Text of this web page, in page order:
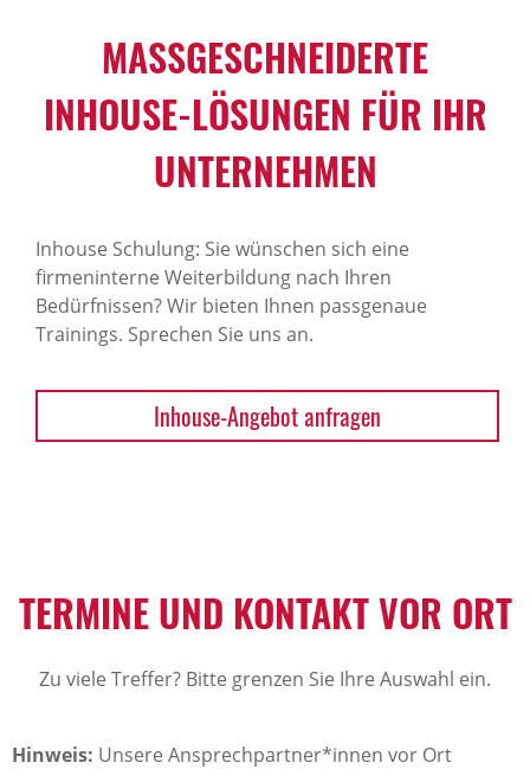
MASSGESCHNEIDERTE I
NHOUSE-LÖSUNGEN FÜR IHR U
NTERNEHMEN
Inhouse Schulung: Sie wünschen sich eine
firmeninterne Weiterbildung nach Ihren
Bedürfnissen? Wir bieten Ihnen passgenaue
Trainings. Sprechen Sie uns an.
Inhouse-Angebot anfragen
TERMINE UND KONTAKT VOR ORT
Zu viele Treffer? Bitte grenzen Sie Ihre Auswahl ein.
Hinweis: Unsere Ansprechpartner*innen vor Ort